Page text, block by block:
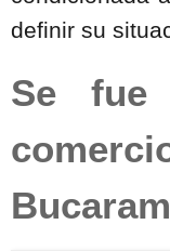
definir su
Se fue